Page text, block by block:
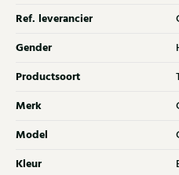
Ref. leverancier
Gender
Productsoort
Merk
Model
Kleur